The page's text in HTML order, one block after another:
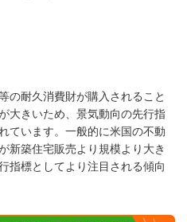
の耐久消費財が購入されること
大きいため、景気動向の先行指
ています。一般的に米国の不動
新築住宅販売より規模より大き
指標としてより注目される傾向